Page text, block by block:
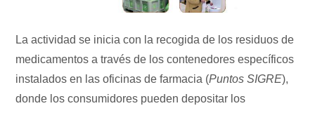
La actividad se inicia con la recogida de los residuos de
medicamentos a través de los contenedores específicos
instalados en las oficinas de farmacia (Puntos SIGRE),
donde los consumidores pueden depositar los